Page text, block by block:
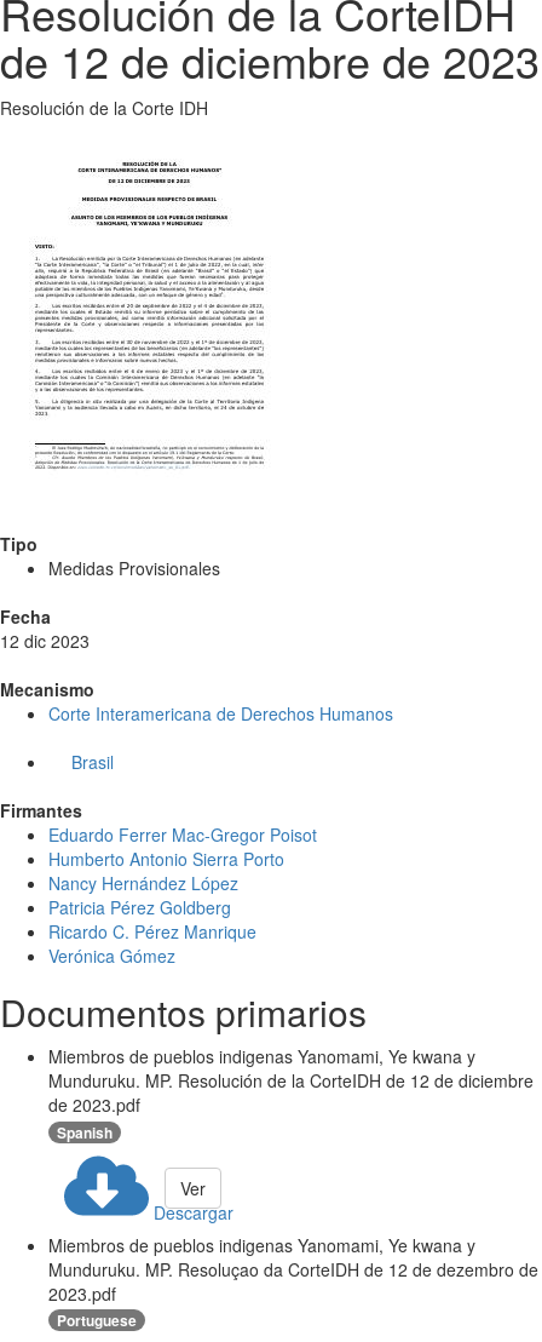
Resolución de la CorteIDH
de 12 de diciembre de 2023
Resolución de la Corte IDH
Tipo
Medidas Provisionales
Fecha
12 dic 2023
Mecanismo
Corte Interamericana de Derechos Humanos
Brasil
Firmantes
Eduardo Ferrer Mac-Gregor Poisot
Humberto Antonio Sierra Porto
Nancy Hernández López
Patricia Pérez Goldberg
Ricardo C. Pérez Manrique
Verónica Gómez
Documentos primarios
Miembros de pueblos indigenas Yanomami, Ye kwana y
Munduruku. MP. Resolución de la CorteIDH de 12 de diciembre
de 2023.pdf
Spanish
Descargar
Ver
Miembros de pueblos indigenas Yanomami, Ye kwana y
Munduruku. MP. Resoluçao da CorteIDH de 12 de dezembro de
2023.pdf
Portuguese